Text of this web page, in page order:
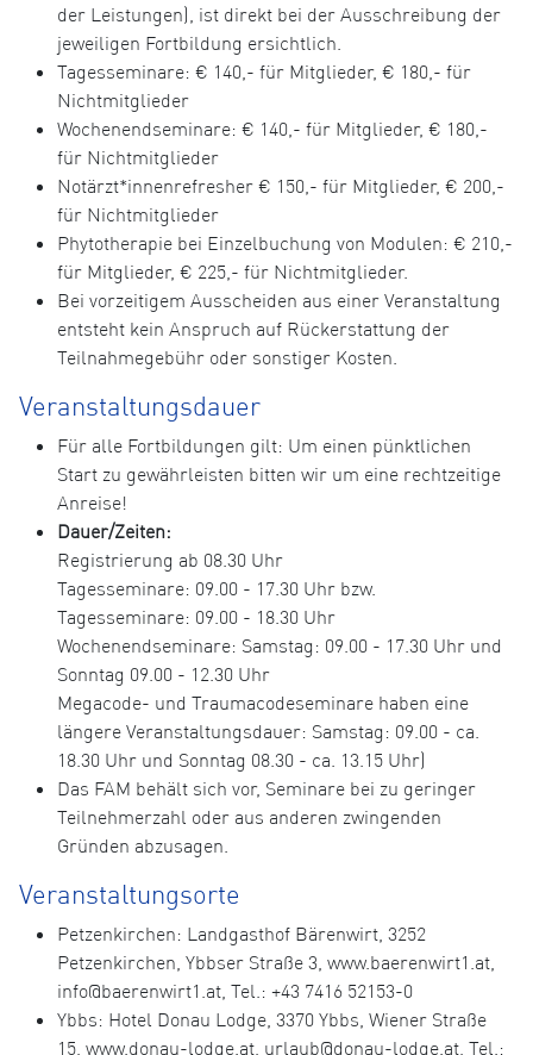
der Leistungen), ist direkt bei der Ausschreibung der
jeweiligen Fortbildung ersichtlich.
Tagesseminare: € 140,- für Mitglieder, € 180,- für
Nichtmitglieder
Wochenendseminare: € 140,- für Mitglieder, € 180,-
für Nichtmitglieder
Notärzt*innenrefresher € 150,- für Mitglieder, € 200,-
für Nichtmitglieder
Phytotherapie bei Einzelbuchung von Modulen: € 210,-
für Mitglieder, € 225,- für Nichtmitglieder.
Bei vorzeitigem Ausscheiden aus einer Veranstaltung
entsteht kein Anspruch auf Rückerstattung der
Teilnahmegebühr oder sonstiger Kosten.
Veranstaltungsdauer
Für alle Fortbildungen gilt: Um einen pünktlichen
Start zu gewährleisten bitten wir um eine rechtzeitige
Anreise!
Dauer/Zeiten:
Registrierung ab 08.30 Uhr
Tagesseminare: 09.00 - 17.30 Uhr bzw.
Tagesseminare: 09.00 - 18.30 Uhr
Wochenendseminare: Samstag: 09.00 - 17.30 Uhr und
Sonntag 09.00 - 12.30 Uhr
Megacode- und Traumacodeseminare haben eine
längere Veranstaltungsdauer: Samstag: 09.00 - ca.
18.30 Uhr und Sonntag 08.30 - ca. 13.15 Uhr)
Das FAM behält sich vor, Seminare bei zu geringer
Teilnehmerzahl oder aus anderen zwingenden
Gründen abzusagen.
Veranstaltungsorte
Petzenkirchen: Landgasthof Bärenwirt, 3252
Petzenkirchen, Ybbser Straße 3, www.baerenwirt1.at,
info@baerenwirt1.at, Tel.: +43 7416 52153-0
Ybbs: Hotel Donau Lodge, 3370 Ybbs, Wiener Straße
15, www.donau-lodge.at, urlaub@donau-lodge.at, Tel.: